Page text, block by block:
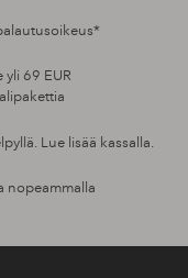
yli 69 EUR
Lue lisää kassalla.
nopeammalla